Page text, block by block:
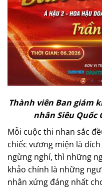
Thành viên Ban giám
nhân Siêu Quốc
Mỗi cuộc thi nhan sắc
chiếc vương miện là
ngừng nghỉ, thì những
khảo chính là những
nhân xứng đáng nhất